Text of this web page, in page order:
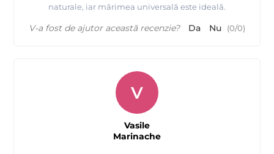
naturale, iar mărimea universală este ideală.
V-a fost de ajutor această recenzie? Da Nu (0/0)
V
Vasile
Marinache